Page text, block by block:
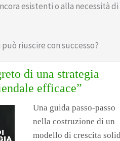
esistenti o alla necessità
può riuscire con successo?
di una strategia
efficace”
Una guida passo-passo
nella costruzione di un
modello di crescita